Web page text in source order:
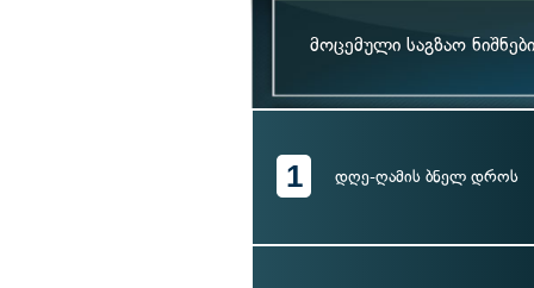
მოცემული საგზაო
1 დღე-ღამის ბნელ დროს